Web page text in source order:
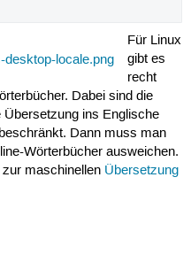
Für Linux
gibt es
recht
Dabei sind die
ins Englische
Dann muss man
Wörterbücher ausweichen.
maschinellen Übersetzung